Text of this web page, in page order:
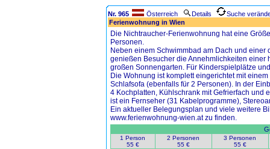
Nr. 965 Österreich Details
Suche
Ferienwohnung in Wien
Die Nichtraucher-Ferienwohnung hat eine
Personen.
Neben einem Schwimmbad am Dach und einer
genießen Besucher die Annehmlichkeiten einer
großen Sonnengarten. Für Kinderspielplätze
Die Wohnung ist komplett eingerichtet mit
Schlafsofa (ebenfalls für 2 Personen). In der
4 Kochplatten, Kühlschrank mit Gefrierfach und
ist ein Fernseher (31 Kabelprogramme),
Ein aktueller Belegungsplan und viele weitere
www.ferienwohnung-wien.at zu finden.
1 Person
55 €
2 Personen
55 €
3 Personen
55 €